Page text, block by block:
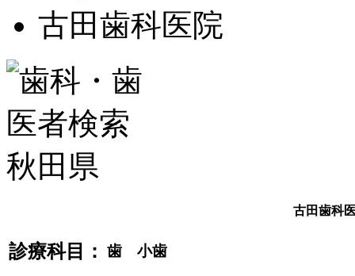
古田歯科医院
古田歯科
診療科目： 歯 小歯